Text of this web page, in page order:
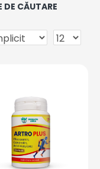
DE CĂUTARE